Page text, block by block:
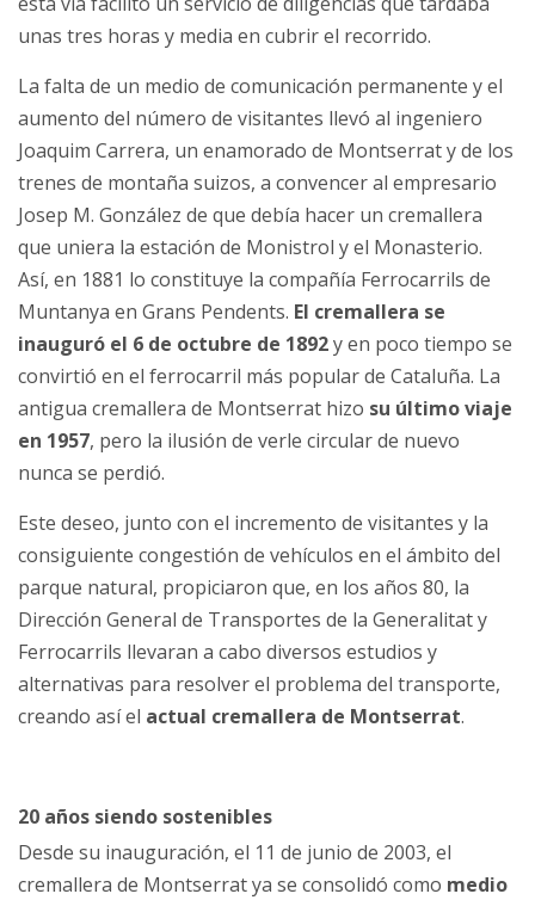
unas tres horas y media en cubrir el recorrido.
La falta de un medio de comunicación permanente y el
aumento del número de visitantes llevó al ingeniero
Joaquim Carrera, un enamorado de Montserrat y de los
trenes de montaña suizos, a convencer al empresario
Josep M. González de que debía hacer un cremallera
que uniera la estación de Monistrol y el Monasterio.
Así, en 1881 lo constituye la compañía Ferrocarrils de
Muntanya en Grans Pendents. El cremallera se
inauguró el 6 de octubre de 1892y en poco tiempo se
convirtió en el ferrocarril más popular de Cataluña. La
antigua cremallera de Montserrat hizo su último viaje
en 1957, pero la ilusión de verle circular de nuevo
nunca se perdió.
Este deseo, junto con el incremento de visitantes y la
consiguiente congestión de vehículos en el ámbito del
parque natural, propiciaron que, en los años 80, la
Dirección General de Transportes de la Generalitat y
Ferrocarrils llevaran a cabo diversos estudios y
alternativas para resolver el problema del transporte,
creando así el actual cremallera de Montserrat.
20 años siendo sostenibles
Desde su inauguración, el 11 de junio de 2003, el
cremallera de Montserrat ya se consolidó como medio